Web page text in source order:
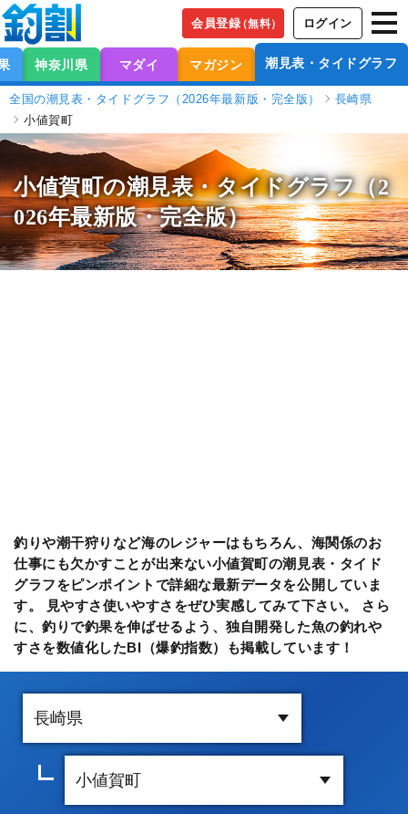
会員登録（無料） ログイン
神奈川県 マダイ マガジン 潮見表・タイドグラフ
全国の潮見表・タイドグラフ（2026年最新版・完全版）
長崎県
小値賀町
小値賀町の潮見表・タイドグラフ（2
026年最新版・完全版）
釣りや潮干狩りなど海のレジャーはもちろん、海関係のお
仕事にも欠かすことが出来ない小値賀町の潮見表・タイド
グラフをピンポイントで詳細な最新データを公開していま
す。 見やすさ使いやすさをぜひ実感してみて下さい。 さら
に、釣りで釣果を伸ばせるよう、独自開発した魚の釣れや
すさを数値化したBI（爆釣指数）も掲載しています！